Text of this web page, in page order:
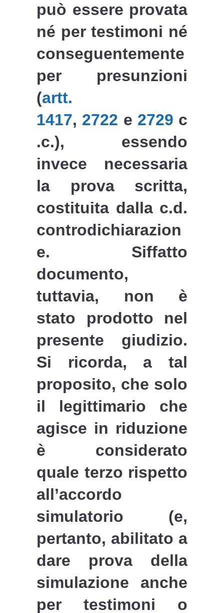
può essere provata
né per testimoni né
conseguentemente
per presunzioni
(artt.
1417, 2722 e 2729 c
.c.), essendo
invece necessaria
la prova scritta,
costituita dalla c.d.
controdichiarazion
e. Siffatto
documento,
tuttavia, non è
stato prodotto nel
presente giudizio.
Si ricorda, a tal
proposito, che solo
il legittimario che
agisce in riduzione
è considerato
quale terzo rispetto
all’accordo
simulatorio (e,
pertanto, abilitato a
dare prova della
simulazione anche
per testimoni o